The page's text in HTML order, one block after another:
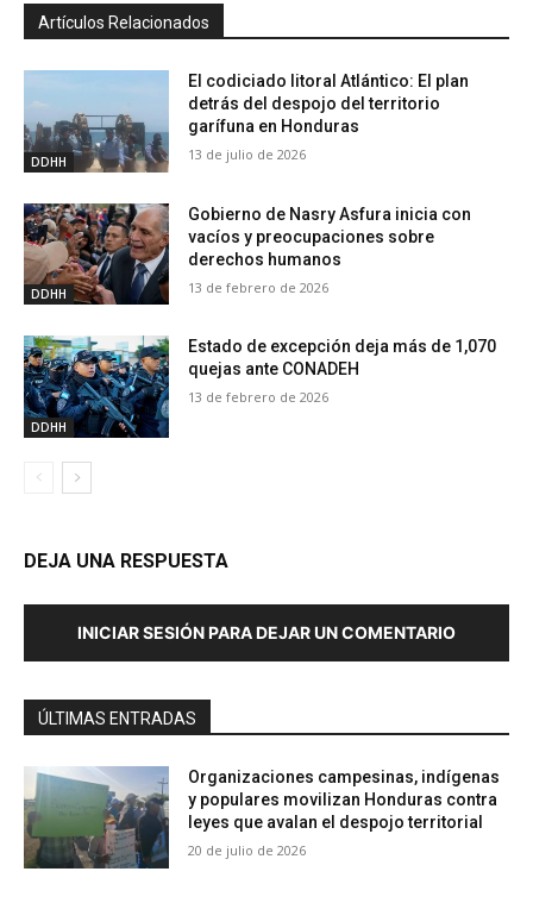
Artículos Relacionados
DDHH
El codiciado litoral Atlántico: El plan
detrás del despojo del territorio
garífuna en Honduras
13 de julio de 2026
DDHH
Gobierno de Nasry Asfura inicia con
vacíos y preocupaciones sobre
derechos humanos
13 de febrero de 2026
DDHH
Estado de excepción deja más de 1,070
quejas ante CONADEH
13 de febrero de 2026
DEJA UNA RESPUESTA
INICIAR SESIÓN PARA DEJAR UN COMENTARIO
ÚLTIMAS ENTRADAS
Organizaciones campesinas, indígenas
y populares movilizan Honduras contra
leyes que avalan el despojo territorial
20 de julio de 2026